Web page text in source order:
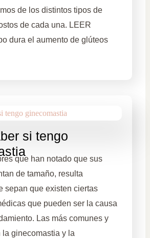
de los distintos tipos de
de cada una. LEER
dura el aumento de glúteos
si tengo
que han notado que sus
de tamaño, resulta
sepan que existen ciertas
que pueden ser la causa
Las más comunes y
la ginecomastia y la